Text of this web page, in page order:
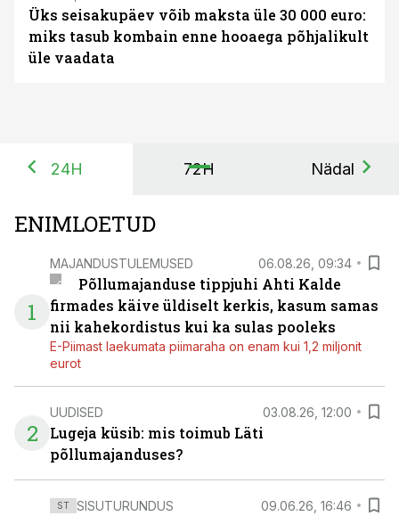
Üks seisakupäev võib maksta üle 30 000 euro:
miks tasub kombain enne hooaega põhjalikult
üle vaadata
24H 72H Nädal
ENIMLOETUD
1
MAJANDUSTULEMUSED 06.08.26, 09:34
Põllumajanduse tippjuhi Ahti Kalde
firmades käive üldiselt kerkis, kasum samas
nii kahekordistus kui ka sulas pooleks
E-Piimast laekumata piimaraha on enam kui 1,2 miljonit
eurot
2
UUDISED 03.08.26, 12:00
Lugeja küsib: mis toimub Läti
põllumajanduses?
ST SISUTURUNDUS 09.06.26, 16:46